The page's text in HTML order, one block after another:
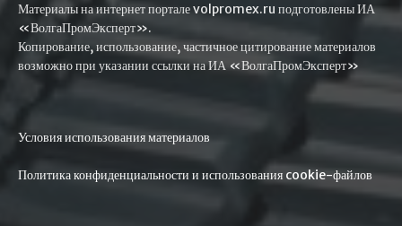
Материалы на интернет портале volpromex.ru подготовлены ИА
«ВолгаПромЭксперт».
Копирование, использование, частичное цитирование материалов
возможно при указании ссылки на ИА «ВолгаПромЭксперт»
Условия использования материалов
Политика конфиденциальности и использования cookie-файлов